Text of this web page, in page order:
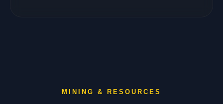
MINING & RESOURCES